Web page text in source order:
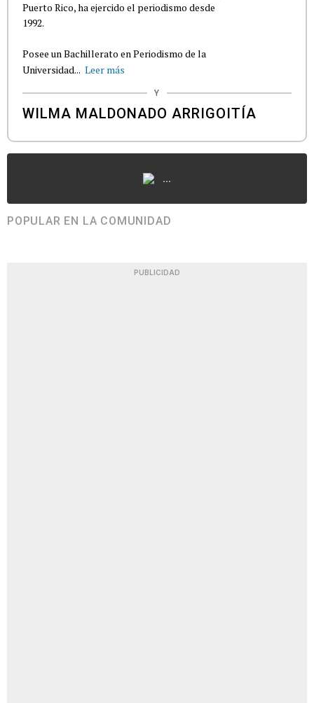
Puerto Rico, ha ejercido el periodismo desde
1992.
Posee un Bachillerato en Periodismo de la
Universidad... Leer más
Y
WILMA MALDONADO ARRIGOITÍA
...
POPULAR EN LA COMUNIDAD
PUBLICIDAD